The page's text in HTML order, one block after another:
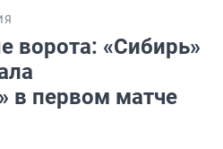
ворота: «Сибирь»
в первом матче